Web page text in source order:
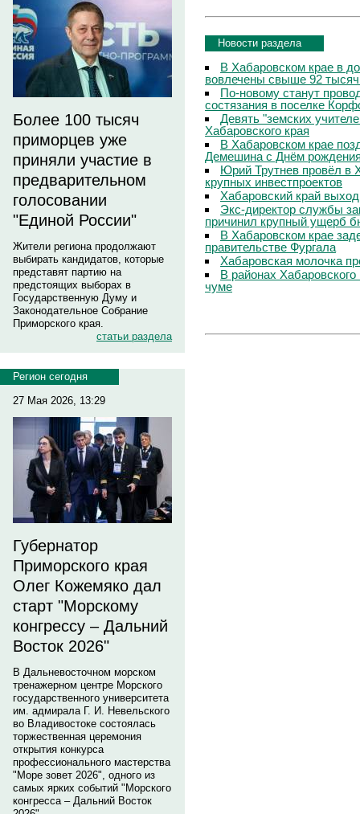
Более 100 тысяч
приморцев уже
приняли участие в
предварительном
голосовании
"Единой России"
Жители региона продолжают
выбирать кандидатов, которые
представят партию на
предстоящих выборах в
Государственную Думу и
Законодательное Собрание
Приморского края.
статьи раздела
Регион сегодня
27 Мая 2026, 13:29
Губернатор
Приморского края
Олег Кожемяко дал
старт "Морскому
конгрессу – Дальний
Восток 2026"
В Дальневосточном морском
тренажерном центре Морского
государственного университета
им. адмирала Г. И. Невельского
во Владивостоке состоялась
торжественная церемония
открытия конкурса
профессионального мастерства
"Море зовет 2026", одного из
самых ярких событий "Морского
конгресса – Дальний Восток
Новости раздела
В Хабаровском крае в
вовлечены свыше 92 тысяч
По-новому станут
состязания в поселке
Девять "земских
Хабаровского края
В Хабаровском крае
Демешина с Днём
Юрий Трутнев провёл в
крупных инвестпроектов
Хабаровский край
Экс-директор службы
причинил крупный ущерб
В Хабаровском крае
правительстве Фургала
Хабаровская молочка
В районах
чуме